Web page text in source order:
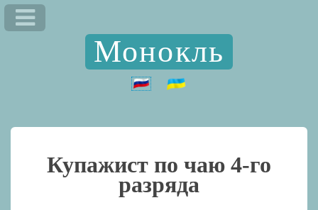
Монокль
Купажист по чаю 4-го
разряда